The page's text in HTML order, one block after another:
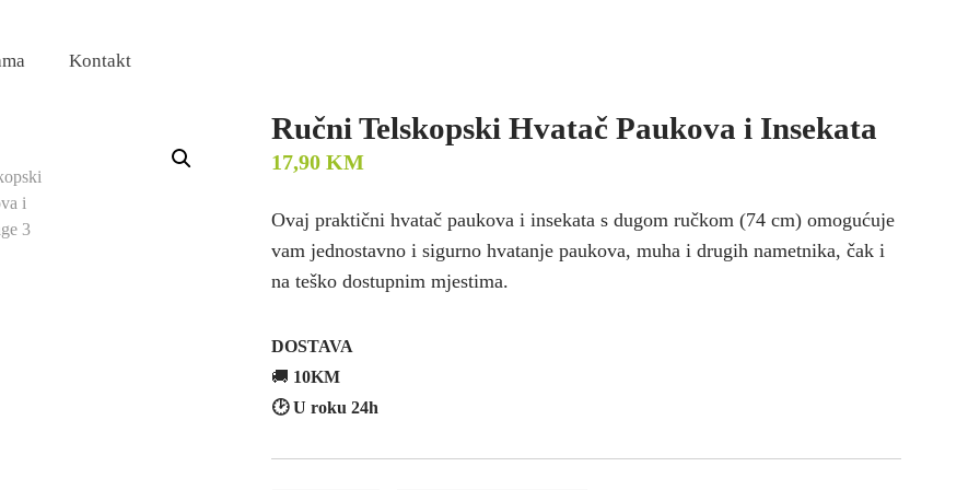
Kontakt
Ručni Telskopski Hvatač Paukova i Insekata
17,90 KM
Ovaj praktični hvatač paukova i insekata s dugom ručkom (74 cm) omogućuje
vam jednostavno i sigurno hvatanje paukova, muha i drugih nametnika, čak i
na teško dostupnim mjestima.
DOSTAVA
🚚 10KM
🕑 U roku 24h